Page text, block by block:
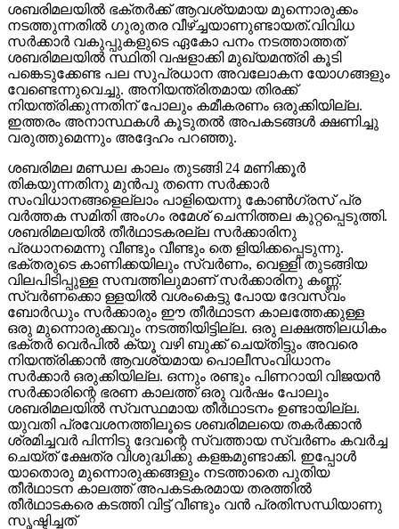
ശബരിമലയില്‍ ഭക്തര്‍ക്ക് ആവശ്യമായ മുന്നൊരുക്കം
നടത്തുന്നതില്‍ ഗുരുതര വീഴ്ച്ചയാണുണ്ടായത്.വിവിധ
സര്‍ക്കാര്‍ വകുപ്പുകളുടെ ഏകോ പനം നടത്താത്തത്
ശബരിമലയില്‍ സ്ഥിതി വഷളാക്കി മുഖ്യമന്ത്രി കൂടി
പങ്കെടുക്കേണ്ട പല സുപ്രധാന അവലോകന യോഗങ്ങളും
വേണ്ടെന്നുവെച്ചു. അനിയന്ത്രിതമായ തിരക്ക്
നിയന്ത്രിക്കുന്നതിന് പോലും കമീകരണം ഒരുക്കിയില്ല.
ഇത്തരം അനാസ്ഥകള്‍ കൂടുതല്‍ അപകടങ്ങള്‍ ക്ഷണിച്ചു
വരുത്തുമെന്നും അദ്ദേഹം പറഞ്ഞു.
ശബരിമല മണ്ഡല കാലം തുടങ്ങി 24 മണിക്കൂര്‍
തികയുന്നതിനു മുന്‍പു തന്നെ സര്‍ക്കാര്‍
സംവിധാനങ്ങളെല്ലാം പാളിയെന്നു കോണ്‍ഗ്രസ് പ്ര
വര്‍ത്തക സമിതി അംഗം രമേശ് ചെന്നിത്തല കുറ്റപ്പെടുത്തി.
ശബരിമലയില്‍ തീര്‍ഥാടകരല്ല സര്‍ക്കാരിനു
പ്രധാനമെന്നു വീണ്ടും വീണ്ടും തെ ളിയിക്കപ്പെടുന്നു.
ഭക്തരുടെ കാണിക്കയിലും സ്വര്‍ണം, വെള്ളി തുടങ്ങിയ
വിലപിടിപ്പുള്ള സമ്പത്തിലുമാണ് സര്‍ക്കാരിനു കണ്ണ്.
സ്വര്‍ണക്കൊ ള്ളയില്‍ വശംകെട്ടു പോയ ദേവസ്വം
ബോര്‍ഡും സര്‍ക്കാരും ഈ തീര്‍ഥാടന കാലത്തേക്കുള്ള
ഒരു മുന്നൊരുക്കവും നടത്തിയിട്ടില്ല. ഒരു ലക്ഷത്തിലധികം
ഭക്തര്‍ വെര്‍പില്‍ ക്യൂ വഴി ബുക്ക് ചെയ്തിട്ടും അവരെ
നിയന്ത്രിക്കാന്‍ ആവശ്യമായ പൊലീസംവിധാനം
സര്‍ക്കാര്‍ ഒരുക്കിയില്ല. ഒന്നും രണ്ടും പിണറായി വിജയന്‍
സര്‍ക്കാരിന്റെ ഭരണ കാലത്ത് ഒരു വര്‍ഷം പോലും
ശബരിമലയില്‍ സ്വസ്ഥമായ തീര്‍ഥാടനം ഉണ്ടായില്ല.
യുവതി പ്രവേശനത്തിലൂടെ ശബരിമലയെ തകര്‍ക്കാന്‍
ശ്രമിച്ചവര്‍ പിന്നിടു ദേവന്റെ സ്വത്തായ സ്വര്‍ണം കവര്‍ച്ച
ചെയ്ത് ക്ഷേത്ര വിശുദ്ധിക്കു കളങ്കമുണ്ടാക്കി. ഇപ്പോള്‍
യാതൊരു മുന്നൊരുക്കങ്ങളും നടത്താതെ പുതിയ
തീര്‍ഥാടന കാലത്ത് അപകടകരമായ തരത്തില്‍
തീര്‍ഥാടകരെ കടത്തി വിട്ട് വീണ്ടും വന്‍ പ്രതിസന്ധിയാണു
സൃഷ്ടിച്ചത്